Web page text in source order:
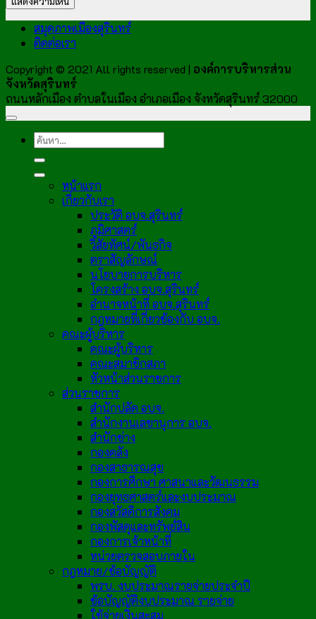
สมุดภาพเมืองสุรินทร์
ติดต่อเรา
Copyright © 2021 All rights reserved | องค์การบริหารส่วน
จังหวัดสุรินทร์
ถนนหลักเมือง ตำบลในเมือง อำเภอเมือง จังหวัดสุรินทร์ 32000
หน้าแรก
เกี่ยวกับเรา
ประวัติ อบจ.สุรินทร์
ภูมิศาสตร์
วิสัยทัศน์/พันธกิจ
ตราสัญลักษณ์
นโยบายการบริหาร
โครงสร้าง อบจ.สุรินทร์
อำนาจหน้าที่ อบจ.สุรินทร์
กฎหมายที่เกี่ยวข้องกับ อบจ.
คณะผู้บริหาร
คณะผู้บริหาร
คณะสมาชิกสภา
หัวหน้าส่วนราชการ
ส่วนราชการ
สำนักปลัด อบจ.
สำนักงานเลขานุการ อบจ.
สำนักช่าง
กองคลัง
กองสาธารณสุข
กองการศึกษา ศาสนาและวัฒนธรรม
กองยุทธศาสตร์และงบประมาณ
กองสวัสดิการสังคม
กองพัสดุและทรัพย์สิน
กองการเจ้าหน้าที่
หน่วยตรวจสอบภายใน
กฎหมาย/ข้อบัญญัติ
พรบ. งบประมาณรายจ่ายประจำปี
ข้อบัญญัติงบประมาณ รายจ่าย
ใช้จ่ายเงินสะสม